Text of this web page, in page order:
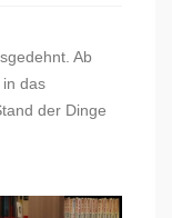
Ab
das
der Dinge